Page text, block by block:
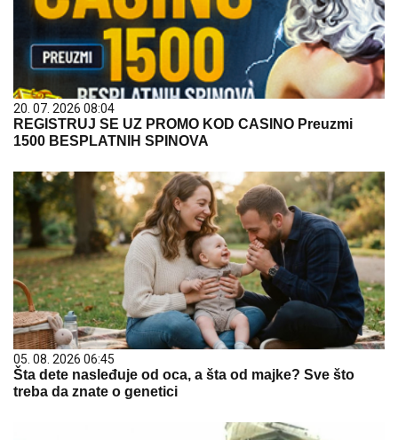
20. 07. 2026 08:04
REGISTRUJ SE UZ PROMO KOD CASINO Preuzmi
1500 BESPLATNIH SPINOVA
05. 08. 2026 06:45
Šta dete nasleđuje od oca, a šta od majke? Sve što
treba da znate o genetici